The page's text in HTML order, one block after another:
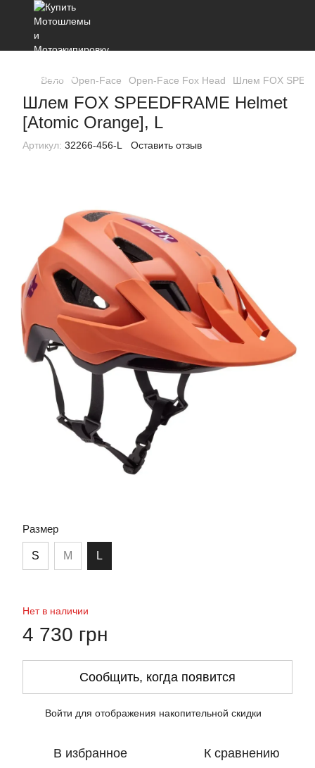
Вело Open-Face Open-Face Fox Head Шлем FOX
Шлем FOX SPEEDFRAME Helmet
[Atomic Orange], L
Артикул: 32266-456-L Оставить отзыв
Размер
S M L
Нет в наличии
4 730 грн
Сообщить, когда появится
Войти для отображения накопительной скидки
В избранное К сравнению